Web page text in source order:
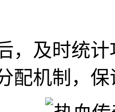
，及时统
配机制，